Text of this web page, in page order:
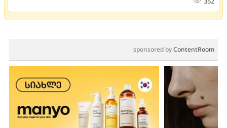
sponsored byContentRoom